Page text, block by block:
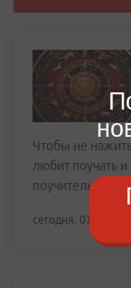
Чтобы не
любит поучать
поучительных
сегодня, 07:32